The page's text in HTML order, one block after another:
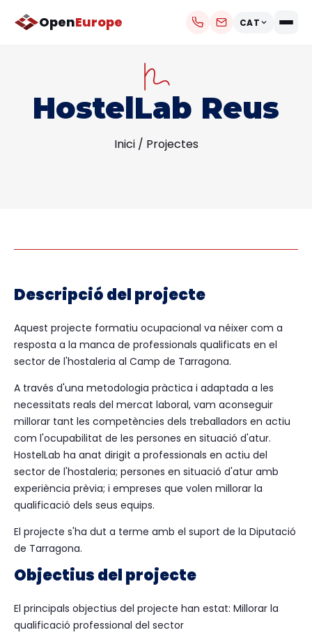
OpenEurope CAT
HostelLab Reus
Inici / Projectes
Descripció del projecte
Aquest projecte formatiu ocupacional va néixer com a
resposta a la manca de professionals qualificats en el
sector de l'hostaleria al Camp de Tarragona.
A través d'una metodologia pràctica i adaptada a les
necessitats reals del mercat laboral, vam aconseguir
millorar tant les competències dels treballadors en actiu
com l'ocupabilitat de les persones en situació d'atur.
HostelLab ha anat dirigit a professionals en actiu del
sector de l'hostaleria; persones en situació d'atur amb
experiència prèvia; i empreses que volen millorar la
qualificació dels seus equips.
El projecte s'ha dut a terme amb el suport de la Diputació
de Tarragona.
Objectius del projecte
El principals objectius del projecte han estat: Millorar la
qualificació professional del sector